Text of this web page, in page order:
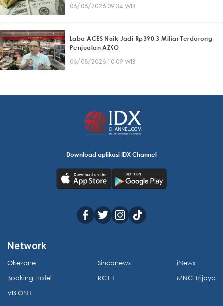
06/08/2026 09:34 WIB
Laba ACES Naik Jadi Rp390,3 Miliar Terdorong
Penjualan AZKO
06/08/2026 10:09 WIB
Download aplikasi IDX Channel
Network
Okezone
Booking Hotel
VISION+
Sindonews
RCTI+
iNews
MNC Trijaya